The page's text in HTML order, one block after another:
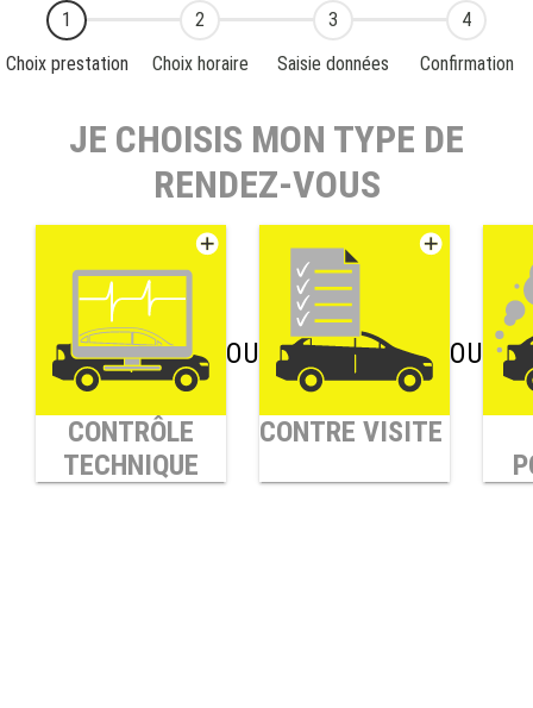
Confirmation
Saisie données
Choix horaire
Choix prestation
JE CHOISIS MON TYPE DE
RENDEZ-VOUS
CONTRÔLE
TECHNIQUE
OU
CONTRE VISITE
OU